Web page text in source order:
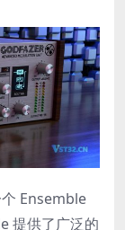
Ensemble
提供了广泛的